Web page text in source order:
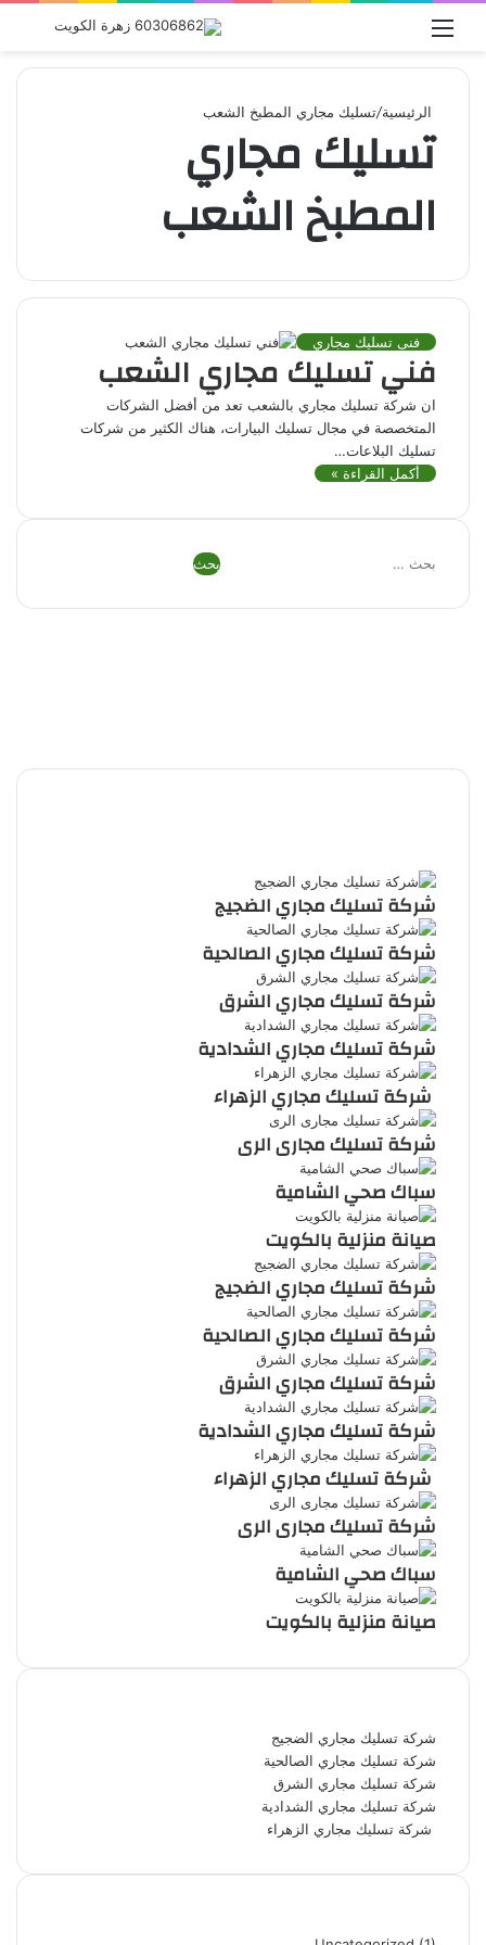
القائمة
الرئيسية/تسليك مجاري المطبخ الشعب
تسليك مجاري
المطبخ الشعب
فنى تسليك مجاري
فني تسليك مجاري الشعب
ان شركة تسليك مجاري بالشعب تعد من أفضل الشركات
المتخصصة في مجال تسليك البيارات، هناك الكثير من شركات
تسليك البلاعات…
أكمل القراءة »
البحث
شركة تسليك مجاري الضجيج
شركة تسليك مجاري الصالحية
شركة تسليك مجاري الشرق
شركة تسليك مجاري الشدادية
شركة تسليك مجاري الزهراء
شركة تسليك مجارى الرى
سباك صحي الشامية
صيانة منزلية بالكويت
شركة تسليك مجاري الضجيج
شركة تسليك مجاري الصالحية
شركة تسليك مجاري الشرق
شركة تسليك مجاري الشدادية
شركة تسليك مجاري الزهراء
شركة تسليك مجارى الرى
سباك صحي الشامية
صيانة منزلية بالكويت
شركة تسليك مجاري الضجيج
شركة تسليك مجاري الصالحية
شركة تسليك مجاري الشرق
شركة تسليك مجاري الشدادية
شركة تسليك مجاري الزهراء